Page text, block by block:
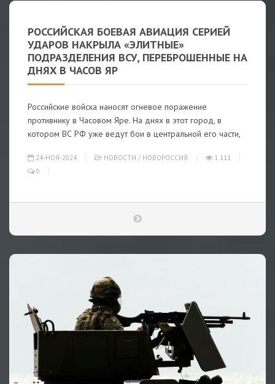
РОССИЙСКАЯ БОЕВАЯ АВИАЦИЯ СЕРИЕЙ
УДАРОВ НАКРЫЛА «ЭЛИТНЫЕ»
ПОДРАЗДЕЛЕНИЯ ВСУ, ПЕРЕБРОШЕННЫЕ НА
ДНЯХ В ЧАСОВ ЯР
Российские войска наносят огневое поражение
противнику в Часовом Яре. На днях в этот город, в
котором ВС РФ уже ведут бои в центральной его части,
24-НОЯ-2024 НОВОСТИ / НОВОРОССИЯ
1 111
0